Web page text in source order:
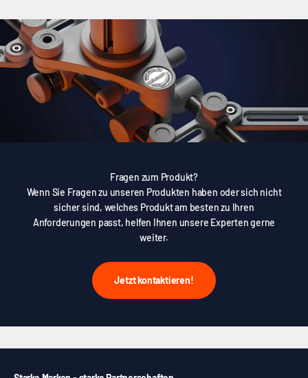
Fragen zum Produkt?
Wenn Sie Fragen zu unseren Produkten haben oder sich nicht
sicher sind, welches Produkt am besten zu Ihren
Anforderungen passt, helfen Ihnen unsere Experten gerne
weiter.
Jetzt kontaktieren!